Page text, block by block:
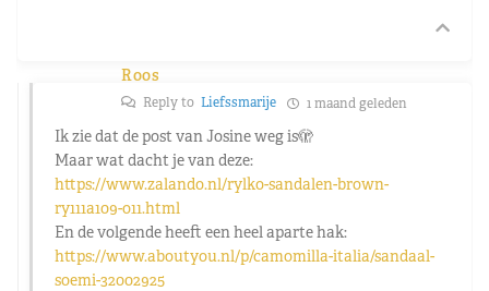
Roos
Reply to Liefssmarije 1 maand geleden
Ik zie dat de post van Josine weg is🫣
Maar wat dacht je van deze:
https://www.zalando.nl/rylko-sandalen-brown-
ry111a109-o11.html
En de volgende heeft een heel aparte hak:
https://www.aboutyou.nl/p/camomilla-italia/sandaal-
soemi-32002925